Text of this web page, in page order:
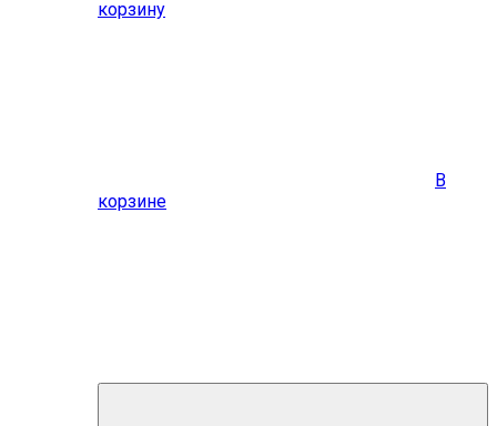
корзину
В
корзине